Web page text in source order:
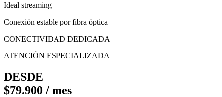
Ideal streaming
Conexión estable por fibra óptica
CONECTIVIDAD DEDICADA
ATENCIÓN ESPECIALIZADA
DESDE
$79.900 / mes